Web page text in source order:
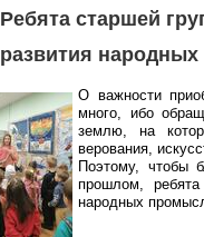
Ребята старшей
развития
О важности
много, ибо
землю, на
верования,
⁣Поэтому, чтобы
прошлом, ребята
народных